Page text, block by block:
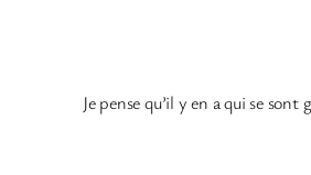
Je pense qu’il y en a qui se sont